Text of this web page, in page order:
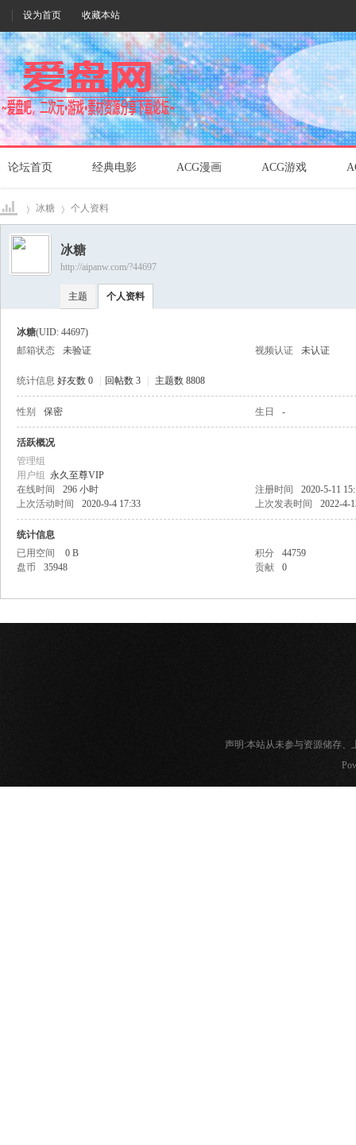
设为首页 收藏本站
论坛首页 经典电影 ACG漫画 ACG游戏
爱盘›
冰糖 个人资料
冰糖
http://aipanw.com/?44697
主题 个人资料
冰糖(UID: 44697)
邮箱状态
未验证 视频认证 未认证
统计信息 好友数 0 回帖数 3 主题数 8808
性别 保密 生日 -
活跃概况
管理组
用户组 永久至尊VIP
在线时间
296 小时 注册时间
2020-5-11
上次活动时间
2020-9-4 17:33 上次发表时间 2022-4-
统计信息
已用空间
0 B 积分
44759
盘币
35948 贡献 0
声明:本站从未参与资源储存、